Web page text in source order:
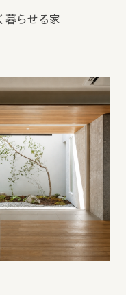
場予約
合わせ
合わせ
暮らせる家